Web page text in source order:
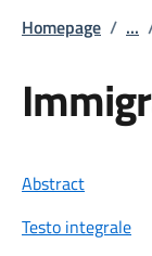
Homepage / ...
Abstract
Testo integrale